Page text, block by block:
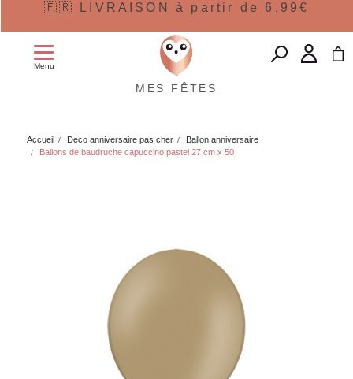
🇫🇷 LIVRAISON à partir de 6,99€
Menu
MES FÊTES
Accueil Deco anniversaire pas cher
Ballon anniversaire
Ballons de baudruche capuccino pastel 27 cm x 50